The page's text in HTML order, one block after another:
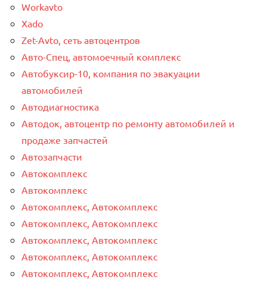
Workavto
Xado
Zet-Avto, сеть автоцентров
Авто-Спец, автомоечный комплекс
Автобуксир-10, компания по эвакуации
автомобилей
Автодиагностика
Автодок, автоцентр по ремонту автомобилей и
продаже запчастей
Автозапчасти
Автокомплекс
Автокомплекс
Автокомплекс, Автокомплекс
Автокомплекс, Автокомплекс
Автокомплекс, Автокомплекс
Автокомплекс, Автокомплекс
Автокомплекс, Автокомплекс